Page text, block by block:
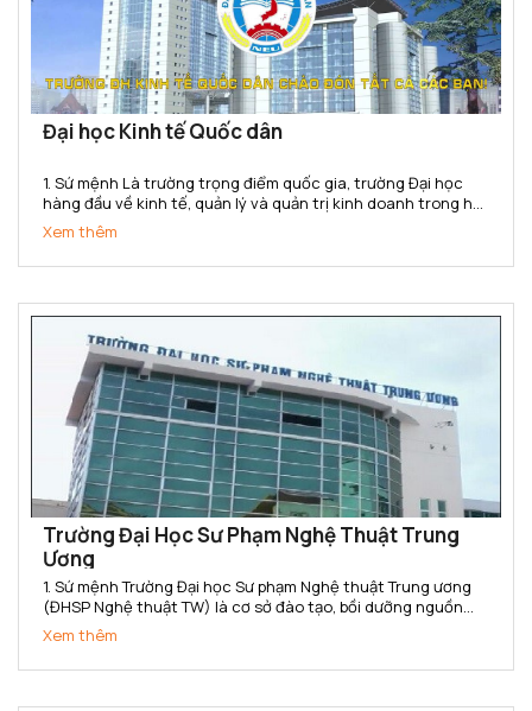
Đại học Kinh tế Quốc dân
1. Sứ mệnh Là trường trọng điểm quốc gia, trường Đại học
hàng đầu về kinh tế, quản lý và quản trị kinh doanh trong hệ
thống các trường đại học của Việt Nam. Trường Đại học Kinh
tế Quốc dân có sứ mệnh cung cấp cho xã hội các sản...
Xem thêm
Trường Đại Học Sư Phạm Nghệ Thuật Trung
Ương
1. Sứ mệnh Trường Đại học Sư phạm Nghệ thuật Trung ương
(ĐHSP Nghệ thuật TW) là cơ sở đào tạo, bồi dưỡng nguồn
nhân lực có trình độ đại học, sau đại học và nghiên cứu khoa
học, chuyển giao công nghệ trong lĩnh vực Văn hóa,...
Xem thêm